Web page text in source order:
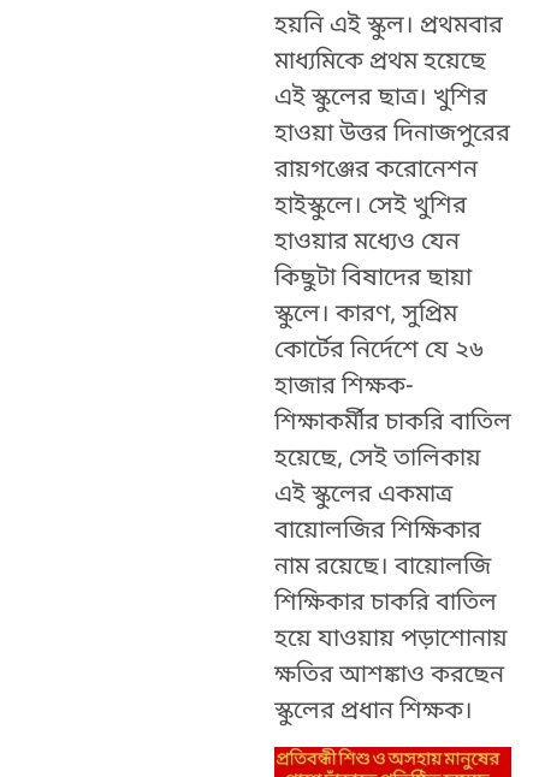
হয়নি এই স্কুল। প্রথমবার
মাধ্যমিকে প্রথম হয়েছে
এই স্কুলের ছাত্র। খুশির
হাওয়া উত্তর দিনাজপুরের
রায়গঞ্জের করোনেশন
হাইস্কুলে। সেই খুশির
হাওয়ার মধ্যেও যেন
কিছুটা বিষাদের ছায়া
স্কুলে। কারণ, সুপ্রিম
কোর্টের নির্দেশে যে ২৬
হাজার শিক্ষক-
শিক্ষাকর্মীর চাকরি বাতিল
হয়েছে, সেই তালিকায়
এই স্কুলের একমাত্র
বায়োলজির শিক্ষিকার
নাম রয়েছে। বায়োলজি
শিক্ষিকার চাকরি বাতিল
হয়ে যাওয়ায় পড়াশোনায়
ক্ষতির আশঙ্কাও করছেন
স্কুলের প্রধান শিক্ষক।